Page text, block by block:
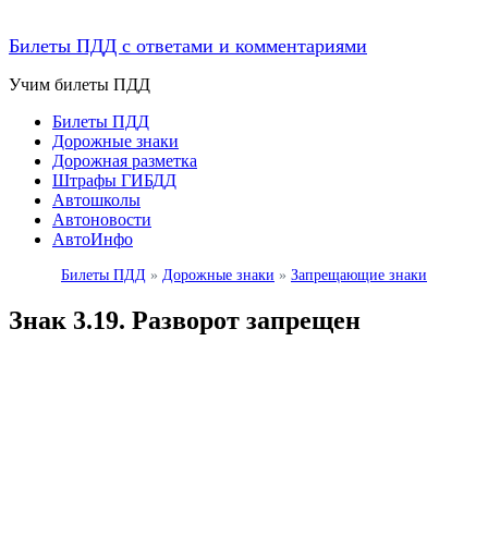
Билеты ПДД с ответами и комментариями
Учим билеты ПДД
Билеты ПДД
Дорожные знаки
Дорожная разметка
Штрафы ГИБДД
Автошколы
Автоновости
АвтоИнфо
Билеты ПДД » Дорожные знаки » Запрещающие знаки
Знак 3.19. Разворот запрещен